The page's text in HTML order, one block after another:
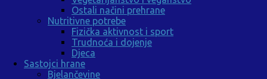
Ostali načini prehrane
Nutritivne potrebe
Fizička aktivnost i sport
Trudnoća i dojenje
Djeca
Sastojci hrane
Bjelančevine